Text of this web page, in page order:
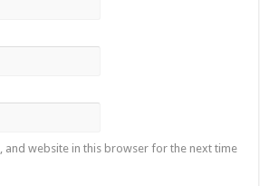
and website in this browser for the next time